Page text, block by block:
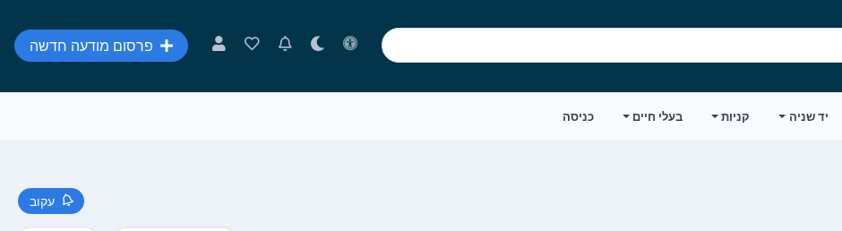
פרסום מודעה חדשה
יד שניה קניות בעלי חיים כניסה
עקוב